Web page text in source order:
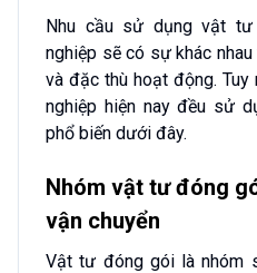
Nhu cầu sử dụng vật
nghiệp sẽ có sự khác
và đặc thù hoạt động. Tuy
nghiệp hiện nay đều sử
phổ biến dưới đây.
Nhóm vật tư đóng
vận chuyển
Vật tư đóng gói là nhóm